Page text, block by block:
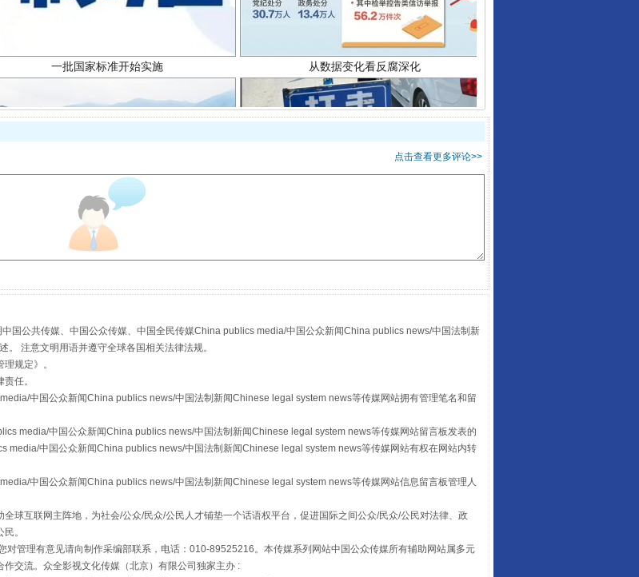
以产业富民促振兴
点击查看更多评论>>
国公共传媒、中国公众传媒、中国全民传媒China publics media/中国公众新闻China publics news/中国法制新
注意文明用语并遵守全球各国相关法律法规。
理规定》。
任。
中国公众新闻China publics news/中国法制新闻Chinese legal system news等传媒网站拥有管理笔名和留
media/中国公众新闻China publics news/中国法制新闻Chinese legal system news等传媒网站留言板发表的
media/中国公众新闻China publics news/中国法制新闻Chinese legal system news等传媒网站有权在网站内转
中国公众新闻China publics news/中国法制新闻Chinese legal system news等传媒网站信息留言板管理人
球互联网主阵地，为社会/公众/民众/公民人才铺垫一个话语权平台，促进国际之间公众/民众/公民对法律、政
。
管理有意见请向制作采编部联系，电话：010-89525216。本传媒系列网站中国公众传媒所有辅助网站属多元
交流。众全影视文化传媒（北京）有限公司独家主办 :